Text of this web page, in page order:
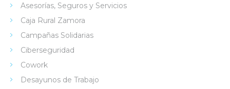
Asesorías, Seguros y Servicios
Caja Rural Zamora
Campañas Solidarias
Ciberseguridad
Cowork
Desayunos de Trabajo